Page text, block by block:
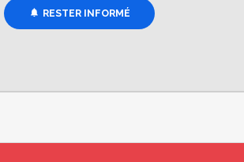
RESTER INFORMÉ